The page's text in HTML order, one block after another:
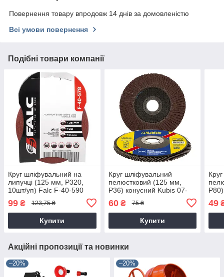
Повернення товару впродовж 14 днів за домовленістю
Всі умови повернення
Подібні товари компанії
Круг шліфувальний на
липучці (125 мм, P320,
10шт/уп) Falc F-40-590
99 ₴ 123,75 ₴
Купити
Круг шліфувальний
пелюстковий (125 мм,
Р36) конусний Kubis 07-
60₴ 75 ₴
Купити
49
Акційні пропозиції та новинки
–20% –20%